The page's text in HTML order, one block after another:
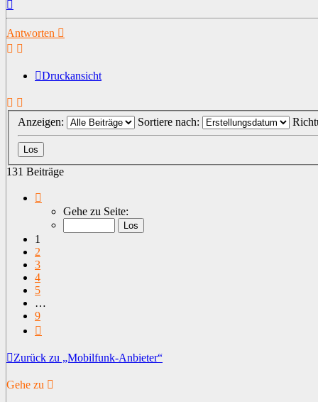
Antworten
Druckansicht
Anzeigen: Sortiere nach:
131 Beiträge
von
Gehe zu Seite:
1
2
3
4
5
…
9
Zurück zu „Mobilfunk-Anbieter“
Gehe zu